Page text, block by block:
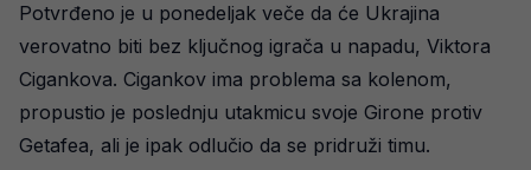
Potvrđeno je u ponedeljak veče da će Ukrajina
verovatno biti bez ključnog igrača u napadu, Viktora
Cigankova. Cigankov ima problema sa kolenom,
propustio je poslednju utakmicu svoje Girone protiv
Getafea, ali je ipak odlučio da se pridruži timu.